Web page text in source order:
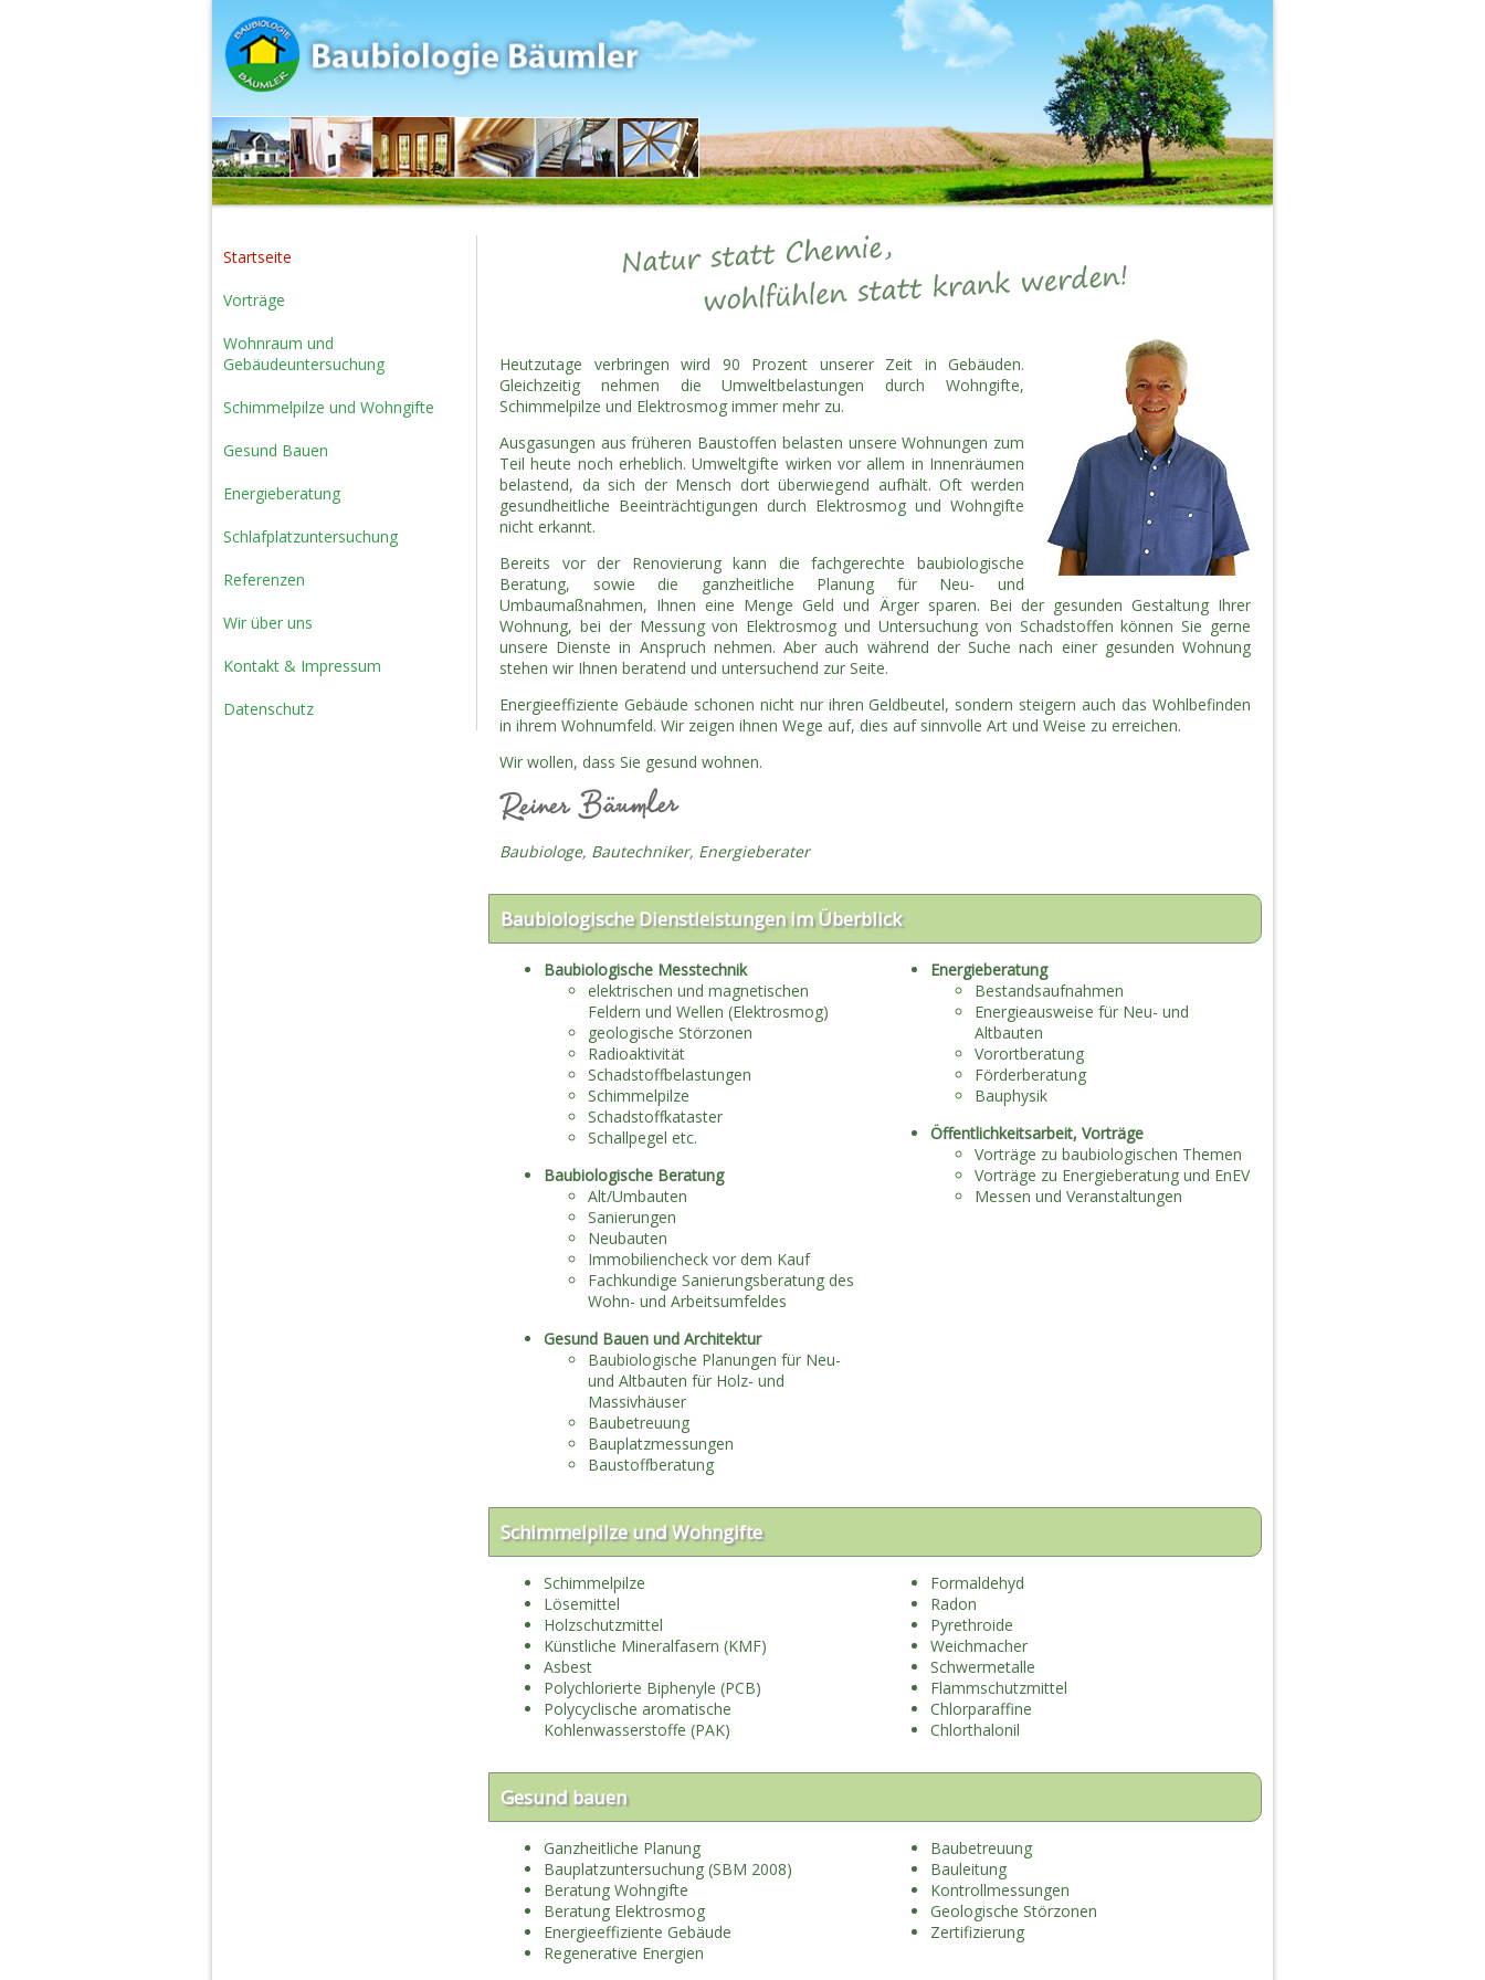
Heutzutage verbringen wird 90 Prozent unserer Zeit in Gebäuden.
Gleichzeitig nehmen die Umweltbelastungen durch Wohngifte,
Schimmelpilze und Elektrosmog immer mehr zu.
Ausgasungen aus früheren Baustoffen belasten unsere Wohnungen zum
Teil heute noch erheblich. Umweltgifte wirken vor allem in Innenräumen
belastend, da sich der Mensch dort überwiegend aufhält. Oft werden
gesundheitliche Beeinträchtigungen durch Elektrosmog und Wohngifte
nicht erkannt.
Bereits vor der Renovierung kann die fachgerechte baubiologische
Beratung, sowie die ganzheitliche Planung für Neu- und
Umbaumaßnahmen, Ihnen eine Menge Geld und Ärger sparen. Bei der gesunden Gestaltung Ihrer
Wohnung, bei der Messung von Elektrosmog und Untersuchung von Schadstoffen können Sie gerne
unsere Dienste in Anspruch nehmen. Aber auch während der Suche nach einer gesunden Wohnung
stehen wir Ihnen beratend und untersuchend zur Seite.
Energieeffiziente Gebäude schonen nicht nur ihren Geldbeutel, sondern steigern auch das Wohlbefinden
in ihrem Wohnumfeld. Wir zeigen ihnen Wege auf, dies auf sinnvolle Art und Weise zu erreichen.
Wir wollen, dass Sie gesund wohnen.
Baubiologe, Bautechniker, Energieberater
Baubiologische Dienstleistungen im Überblick
Baubiologische Messtechnik
elektrischen und magnetischen
Feldern und Wellen (Elektrosmog)
geologische Störzonen
Radioaktivität
Schadstoffbelastungen
Schimmelpilze
Schadstoffkataster
Schallpegel etc.
Baubiologische Beratung
Alt/Umbauten
Sanierungen
Neubauten
Immobiliencheck vor dem Kauf
Fachkundige Sanierungsberatung des
Wohn- und Arbeitsumfeldes
Gesund Bauen und Architektur
Baubiologische Planungen für Neu-
und Altbauten für Holz- und
Massivhäuser
Baubetreuung
Bauplatzmessungen
Baustoffberatung
Energieberatung
Bestandsaufnahmen
Energieausweise für Neu- und
Altbauten
Vorortberatung
Förderberatung
Bauphysik
Öffentlichkeitsarbeit, Vorträge
Vorträge zu baubiologischen Themen
Vorträge zu Energieberatung und EnEV
Messen und Veranstaltungen
Schimmelpilze und Wohngifte
Schimmelpilze
Lösemittel
Holzschutzmittel
Künstliche Mineralfasern (KMF)
Asbest
Polychlorierte Biphenyle (PCB)
Polycyclische aromatische
Kohlenwasserstoffe (PAK)
Formaldehyd
Radon
Pyrethroide
Weichmacher
Schwermetalle
Flammschutzmittel
Chlorparaffine
Chlorthalonil
Gesund bauen
Ganzheitliche Planung
Bauplatzuntersuchung (SBM 2008)
Beratung Wohngifte
Beratung Elektrosmog
Energieeffiziente Gebäude
Regenerative Energien
Baubetreuung
Bauleitung
Kontrollmessungen
Geologische Störzonen
Zertifizierung
Navigation
Startseite
Vorträge
Wohnraum und
Gebäudeuntersuchung
Schimmelpilze und Wohngifte
Gesund Bauen
Energieberatung
Schlafplatzuntersuchung
Referenzen
Wir über uns
Kontakt & Impressum
Datenschutz